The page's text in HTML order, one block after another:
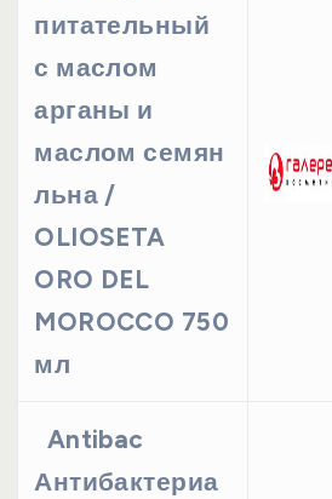
питательный
с маслом
арганы и
маслом семян
льна /
OLIOSETA
ORO DEL
MOROCCO 750
мл
Antibac
Антибактериа